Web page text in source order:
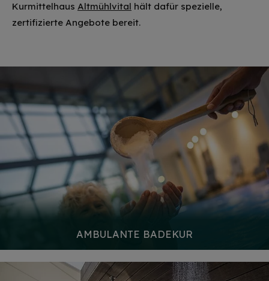
Kurmittelhaus Altmühlvital hält dafür spezielle,
zertifizierte Angebote bereit.
AMBULANTE BADEKUR